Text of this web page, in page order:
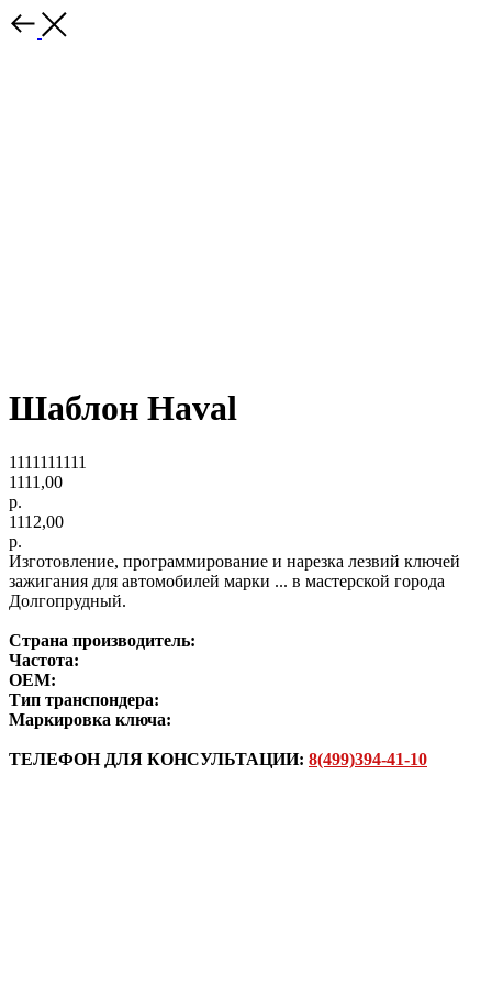
Шаблон Haval
1111111111
1111,00
р.
1112,00
р.
Изготовление, программирование и нарезка лезвий ключей
зажигания для автомобилей марки ... в мастерской города
Долгопрудный.
Страна производитель:
Частота:
ОЕМ:
Тип транспондера:
Маркировка ключа:
ТЕЛЕФОН ДЛЯ КОНСУЛЬТАЦИИ: 8(499)394-41-10